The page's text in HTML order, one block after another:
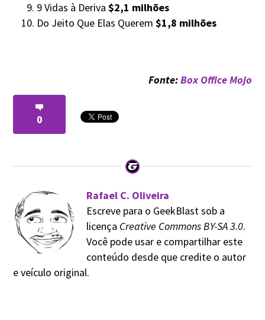
9 Vidas à Deriva$2,1 milhões
Do Jeito Que Elas Querem$1,8 milhões
Fonte:Box Office Mojo
0
Rafael C. Oliveira
Escreve para o GeekBlast sob a
licença Creative Commons BY-SA 3.0.
Você pode usar e compartilhar este
conteúdo desde que credite o autor
e veículo original.